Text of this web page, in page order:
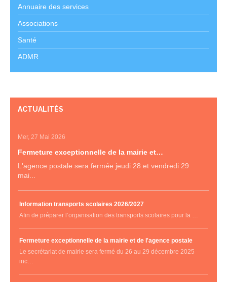
Annuaire des services
Associations
Santé
ADMR
ACTUALITÉS
Mer, 27 Mai 2026
Fermeture exceptionnelle de la mairie et…
L'agence postale sera fermée jeudi 28 et vendredi 29
mai...
Information transports scolaires 2026/2027
Afin de préparer l’organisation des transports scolaires pour la …
Fermeture exceptionnelle de la mairie et de l'agence postale
Le secrétariat de mairie sera fermé du 26 au 29 décembre 2025
inc…